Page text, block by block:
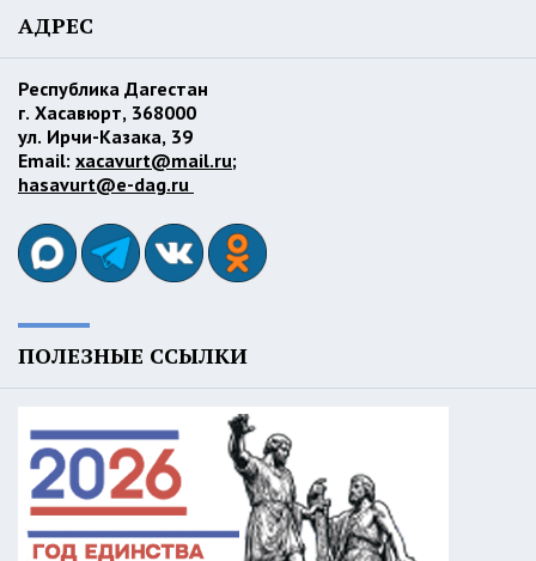
АДРЕС
Республика Дагестан
г. Хасавюрт, 368000
ул. Ирчи-Казака, 39
Email: xacavurt@mail.ru;
hasavurt@e-dag.ru
ПОЛЕЗНЫЕ ССЫЛКИ